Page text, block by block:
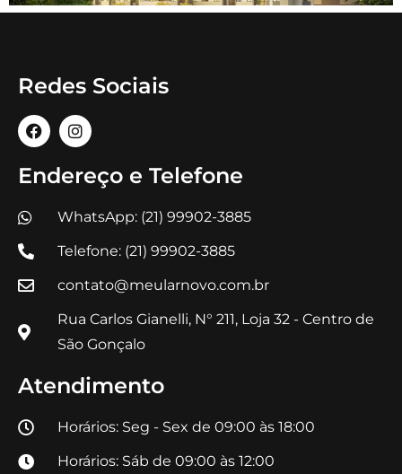
Redes Sociais
Endereço e Telefone
WhatsApp: (21) 99902-3885
Telefone: (21) 99902-3885
contato@meularnovo.com.br
Rua Carlos Gianelli, N° 211, Loja 32 - Centro de
São Gonçalo
Atendimento
Horários: Seg - Sex de 09:00 às 18:00
Horários: Sáb de 09:00 às 12:00